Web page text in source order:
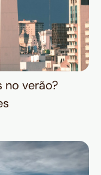
no verão?